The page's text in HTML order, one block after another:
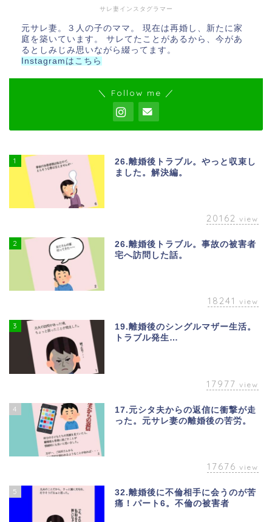
サレ妻インスタグラマー
元サレ妻。３人の子のママ。 現在は再婚し、新たに家
庭を築いています。 サレてたことがあるから、今があ
るとしみじみ思いながら綴ってます。
Instagramはこちら
＼ Follow me ／
1
26.離婚後トラブル。やっと収束し
ました。解決編。
20162 view
2
26.離婚後トラブル。事故の被害者
宅へ訪問した話。
18241 view
3
19.離婚後のシングルマザー生活。
トラブル発生…
17977 view
4
17.元シタ夫からの返信に衝撃が走
った。元サレ妻の離婚後の苦労。
17676 view
5
32.離婚後に不倫相手に会うのが苦
痛！パート6。不倫の被害者